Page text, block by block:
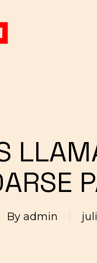
By admin